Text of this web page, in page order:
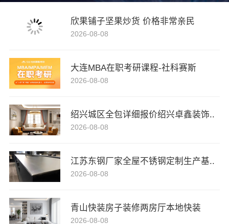
欣果铺子坚果炒货 价格非常亲民
2026-08-08
大连MBA在职考研课程-社科赛斯
2026-08-08
绍兴城区全包详细报价绍兴卓鑫装饰..
2026-08-08
江苏东钢厂家全屋不锈钢定制生产基..
2026-08-08
青山快装房子装修两房厅本地快装
2026-08-08